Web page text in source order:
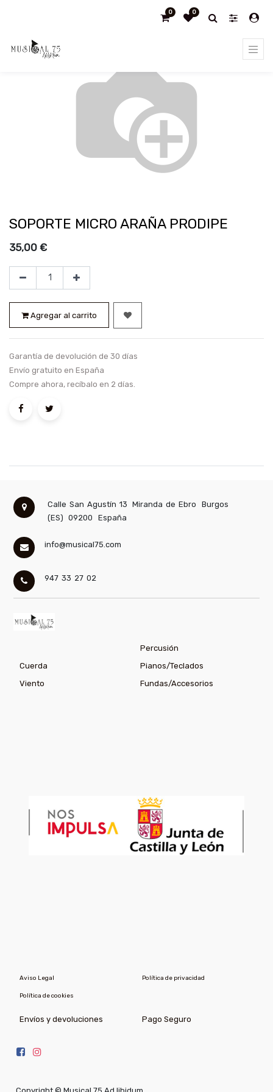
0 0
SOPORTE MICRO ARAÑA PRODIPE
SOPORTE MICRO ARAÑA PRODIPE
35,00 €
Agregar al carrito
Garantía de devolución de 30 días
Envío gratuito en España
Compre ahora, recíbalo en 2 días.
Calle San Agustín 13 Miranda de Ebro
Burgos
(ES)
09200 España
info@musical75.com
947 33 27 02
Percusión
Cuerda
Pianos/Teclados
Viento
Fundas/Accesorios
Aviso Legal Política de privacidad
Política de cookies
Envíos y devoluciones Pago Seguro